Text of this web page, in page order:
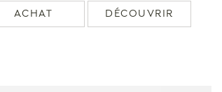
ACHAT DÉCOUVRIR